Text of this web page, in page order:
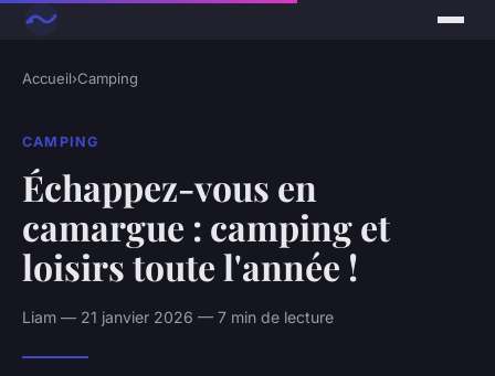
Accueil›Camping
CAMPING
Échappez-vous en
camargue : camping et
loisirs toute l'année !
Liam — 21 janvier 2026 — 7 min de lecture